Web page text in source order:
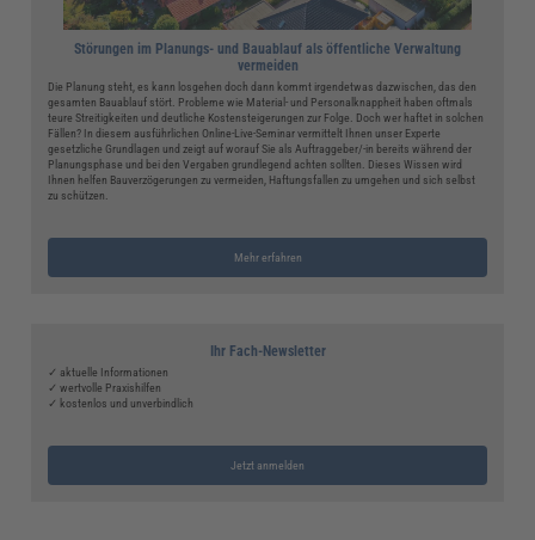
Störungen im Planungs- und Bauablauf als öffentliche Verwaltung
vermeiden
Die Planung steht, es kann losgehen doch dann kommt irgendetwas dazwischen, das den
gesamten Bauablauf stört. Probleme wie Material- und Personalknappheit haben oftmals
teure Streitigkeiten und deutliche Kostensteigerungen zur Folge. Doch wer haftet in solchen
Fällen? In diesem ausführlichen Online-Live-Seminar vermittelt Ihnen unser Experte
gesetzliche Grundlagen und zeigt auf worauf Sie als Auftraggeber/-in bereits während der
Planungsphase und bei den Vergaben grundlegend achten sollten. Dieses Wissen wird
Ihnen helfen Bauverzögerungen zu vermeiden, Haftungsfallen zu umgehen und sich selbst
zu schützen.
Mehr erfahren
Ihr Fach-Newsletter
✓ aktuelle Informationen
✓ wertvolle Praxishilfen
✓ kostenlos und unverbindlich
Jetzt anmelden